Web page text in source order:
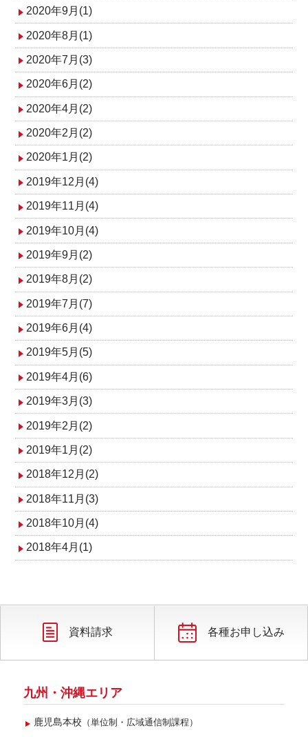
2020年9月(1)
2020年8月(1)
2020年7月(3)
2020年6月(2)
2020年4月(2)
2020年2月(2)
2020年1月(2)
2019年12月(4)
2019年11月(4)
2019年10月(4)
2019年9月(2)
2019年8月(2)
2019年7月(7)
2019年6月(4)
2019年5月(5)
2019年4月(6)
2019年3月(3)
2019年2月(2)
2019年1月(2)
2018年12月(2)
2018年11月(3)
2018年10月(4)
2018年4月(1)
資料請求 各種お申し込み
九州・沖縄エリア
鹿児島本校 （単位制・広域通信制課程）